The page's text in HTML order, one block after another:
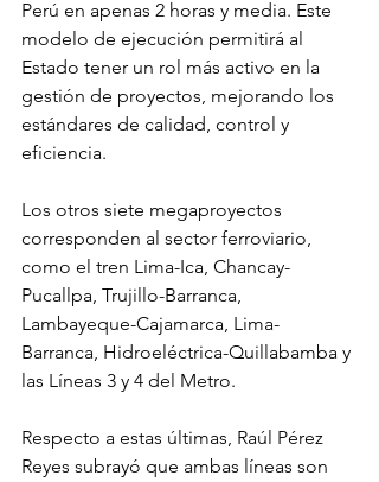
Perú en apenas 2 horas y media. Este
modelo de ejecución permitirá al
Estado tener un rol más activo en la
gestión de proyectos, mejorando los
estándares de calidad, control y
eficiencia.
Los otros siete megaproyectos
corresponden al sector ferroviario,
como el tren Lima-Ica, Chancay-
Pucallpa, Trujillo-Barranca,
Lambayeque-Cajamarca, Lima-
Barranca, Hidroeléctrica-Quillabamba y
las Líneas 3 y 4 del Metro.
Respecto a estas últimas, Raúl Pérez
Reyes subrayó que ambas líneas son